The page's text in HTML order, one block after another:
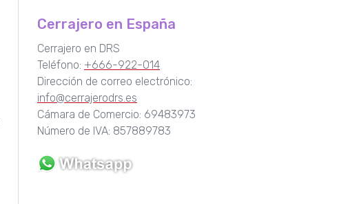
Cerrajero en España
Cerrajero en DRS
Teléfono: +666-922-014
Dirección de correo electrónico:
info@cerrajerodrs.es
Cámara de Comercio: 69483973
Número de IVA: 857889783